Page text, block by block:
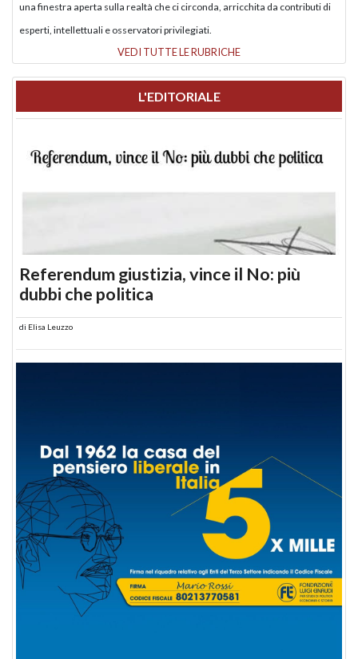
una finestra aperta sulla realtà che ci circonda, arricchita da contributi di
esperti, intellettuali e osservatori privilegiati.
VEDI TUTTE LE RUBRICHE
L'EDITORIALE
Referendum giustizia, vince il No: più
dubbi che politica
di Elisa Leuzzo